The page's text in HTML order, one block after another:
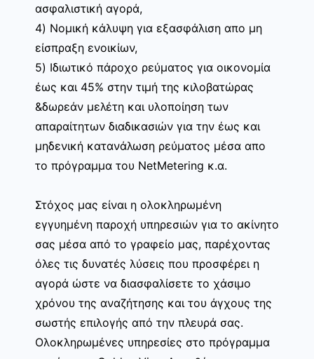
ασφαλιστική αγορά,
4) Νομική κάλυψη για εξασφάλιση απο μη
είσπραξη ενοικίων,
5) Ιδιωτικό πάροχο ρεύματος για οικονομία
έως και 45% στην τιμή της κιλοβατώρας
&δωρεάν μελέτη και υλοποίηση των
απαραίτητων διαδικασιών για την έως και
μηδενική κατανάλωση ρεύματος μέσα απο
το πρόγραμμα του NetMetering κ.α.
Στόχος μας είναι η ολοκληρωμένη
εγγυημένη παροχή υπηρεσιών για το ακίνητο
σας μέσα από το γραφείο μας, παρέχοντας
όλες τις δυνατές λύσεις που προσφέρει η
αγορά ώστε να διασφαλίσετε το χάσιμο
χρόνου της αναζήτησης και του άγχους της
σωστής επιλογής από την πλευρά σας.
Ολοκληρωμένες υπηρεσίες στο πρόγραμμα